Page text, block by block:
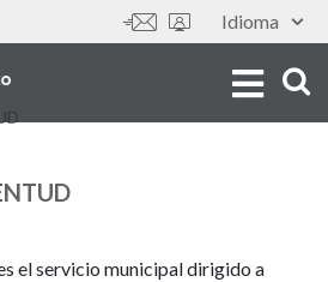
Idioma
Outils
el servicio municipal dirigido a